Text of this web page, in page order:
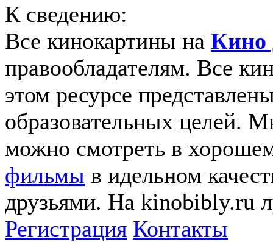
К сведению:
Все кинокартины на Кино
правообладателям. Все
этом ресурсе
образовательных целей.
можно смотреть в
фильмы в идельном
друзьями. На kinobibly.ru
Регистрация Контакты